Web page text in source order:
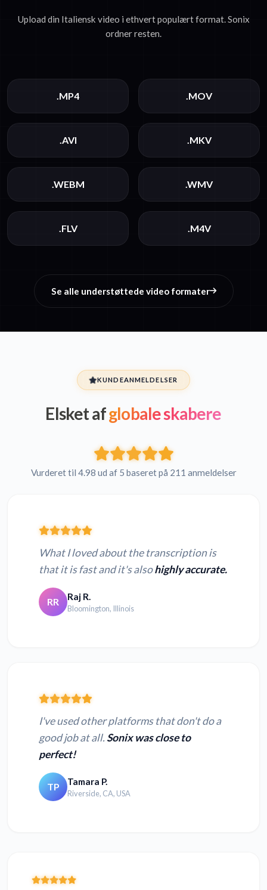
Upload din Italiensk video i ethvert populært format. Sonix
ordner resten.
.MP4 .MOV
.AVI .MKV
.WEBM .WMV
.FLV .M4V
Se alle understøttede video formater
KUNDEANMELDELSER
Elsket afglobale skabere
Vurderet til 4.98 ud af 5 baseret på 211 anmeldelser
What I loved about the transcription is
that it is fast and it's alsohighly accurate.
RR Raj R.
Bloomington, Illinois
I've used other platforms that don't do a
good job at all. Sonix was close to
perfect!
TP Tamara P.
Riverside, CA, USA